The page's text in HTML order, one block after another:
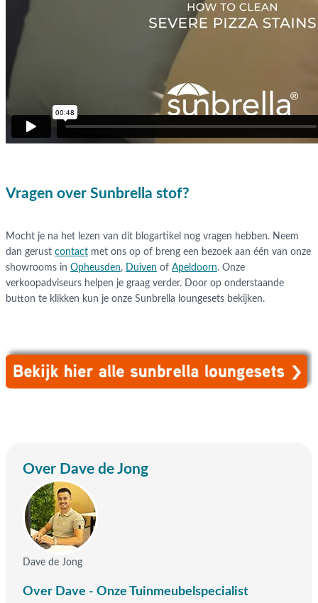
Vragen over Sunbrella stof?
Mocht je na het lezen van dit blogartikel nog vragen hebben. Neem
dan gerust contact met ons op of breng een bezoek aan één van onze
showrooms in Opheusden, Duiven of Apeldoorn. Onze
verkoopadviseurs helpen je graag verder. Door op onderstaande
button te klikken kun je onze Sunbrella loungesets bekijken.
Over Dave de Jong
Dave de Jong
Over Dave - Onze Tuinmeubelspecialist